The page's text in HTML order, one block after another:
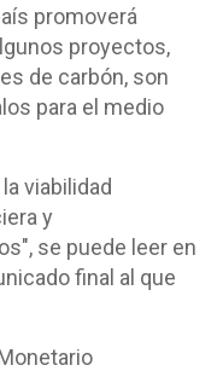
promoverá
proyectos,
de carbón, son
para el medio
viabilidad
y
se puede leer en
final al que